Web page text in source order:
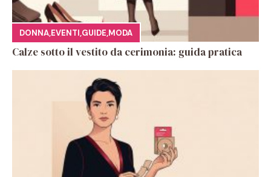
DONNA,EVENTI,GUIDE,MODA
Calze sotto il vestito da cerimonia: guida pratica